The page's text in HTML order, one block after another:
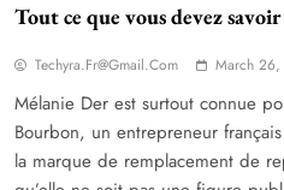
Tout ce que vous devez
Techyra.fr@gmail.com March
Mélanie Der est surtout connue
Bourbon, un entrepreneur
la marque de remplacement de